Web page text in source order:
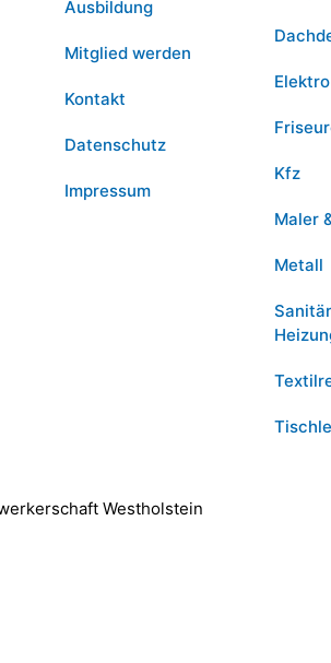
Ausbildung
Mitglied werden
Kontakt
Datenschutz
Impressum
Elektro
Kfz
Maler
Metall
Westholstein